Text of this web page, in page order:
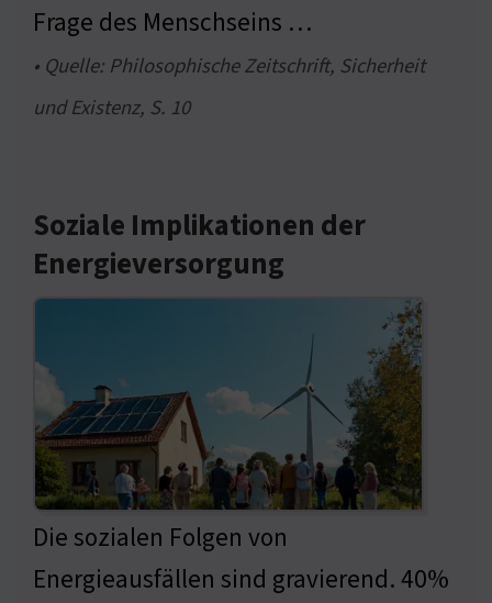
Frage des Menschseins …
• Quelle: Philosophische Zeitschrift, Sicherheit
und Existenz, S. 10
Soziale Implikationen der
Energieversorgung
Die sozialen Folgen von
Energieausfällen sind gravierend. 40%